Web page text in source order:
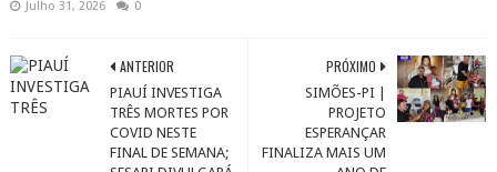
Julho 31, 2026 0
PRÓXIMO
SIMÕES-PI |
PROJETO
ESPERANÇAR
FINALIZA MAIS UM
ANTERIOR
PIAUÍ INVESTIGA
TRÊS MORTES POR
COVID NESTE
FINAL DE SEMANA;